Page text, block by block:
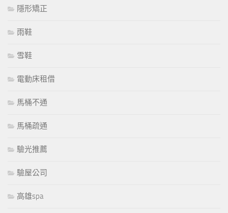
隱形矯正
雨鞋
雪鞋
電動床租借
馬桶不通
馬桶疏通
驗光推薦
驗屋公司
高雄spa